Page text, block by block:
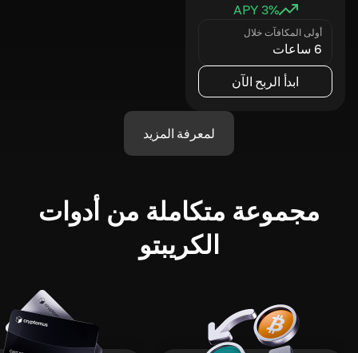
3% APY
أولى المكافآت خلال
6 ساعات
ابدأ الربح الآن
لمعرفة المزيد
مجموعة متكاملة من أدوات
الكريبتو